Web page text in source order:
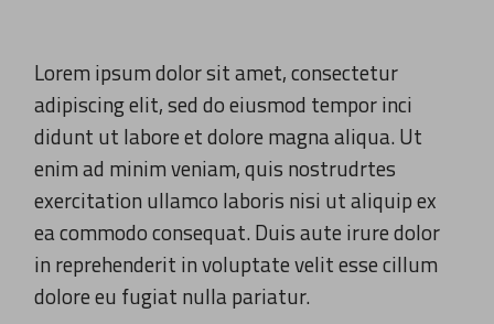
Lorem ipsum dolor sit amet, consectetur
adipiscing elit, sed do eiusmod tempor inci
didunt ut labore et dolore magna aliqua. Ut
enim ad minim veniam, quis nostrudrtes
exercitation ullamco laboris nisi ut aliquip ex
ea commodo consequat. Duis aute irure dolor
in reprehenderit in voluptate velit esse cillum
dolore eu fugiat nulla pariatur.